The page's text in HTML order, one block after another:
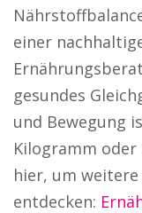
einer
gesundes
und Bewegung
Kilogramm
hier, um weitere
entdecken: